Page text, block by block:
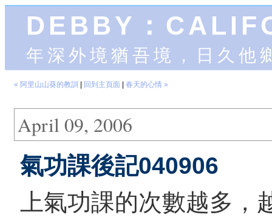
DEBBY：
年深外境猶吾境，日久
« 阿里山山葵的教訓 回到主頁面 春天的心情 »
April 09, 2006
氣功課後記040906
上氣功課的次數越多，